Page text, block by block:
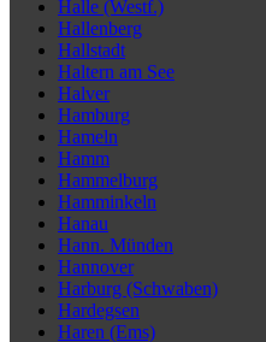
Halle (Westf.)
Hallenberg
Hallstadt
Haltern am See
Halver
Hamburg
Hameln
Hamm
Hammelburg
Hamminkeln
Hanau
Hann. Münden
Hannover
Harburg (Schwaben)
Hardegsen
Haren (Ems)